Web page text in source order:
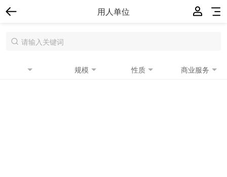
用人单位
规模 性质 商业服务